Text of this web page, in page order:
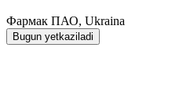
Фармак ПАО, Ukraina
Bugun yetkaziladi